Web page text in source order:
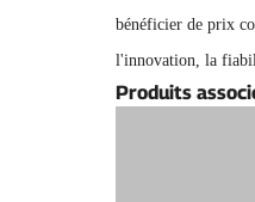
bénéficier de prix
l'innovation, la
Produits